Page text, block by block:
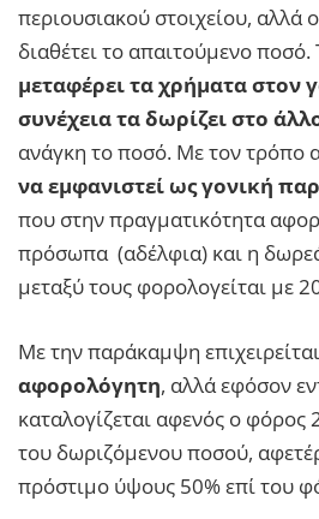
περιουσιακού στοιχείου, αλλά
διαθέτει το απαιτούμενο ποσό.
μεταφέρει τα χρήματα στον
συνέχεια τα δωρίζει στο
ανάγκη το ποσό. Με τον τρόπο
να εμφανιστεί ως γονική
που στην πραγματικότητα
πρόσωπα (αδέλφια) και η
μεταξύ τους φορολογείται με
Με την παράκαμψη επιχειρείται
αφορολόγητη, αλλά εφόσον
καταλογίζεται αφενός ο φόρος
του δωριζόμενου ποσού,
πρόστιμο ύψους 50% επί του